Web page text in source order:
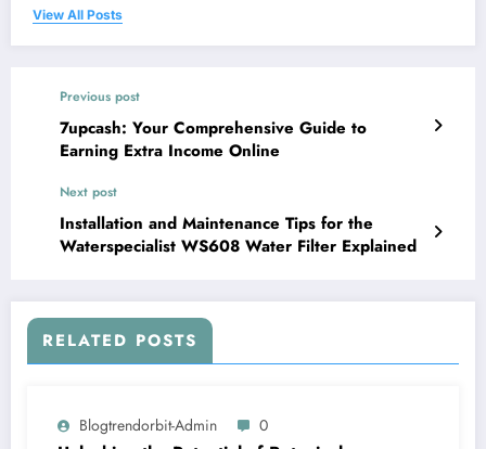
View All Posts
Previous post
7upcash: Your Comprehensive Guide to
Earning Extra Income Online
Next post
Installation and Maintenance Tips for the
Waterspecialist WS608 Water Filter Explained
RELATED POSTS
Blogtrendorbit-Admin 0